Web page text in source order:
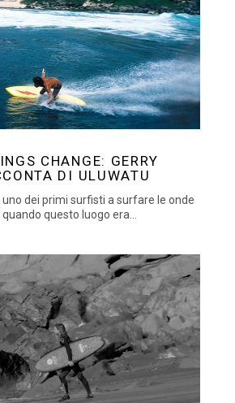
CHANGE: GERRY
DI ULUWATU
dei primi surfisti a surfare le onde
questo luogo era...